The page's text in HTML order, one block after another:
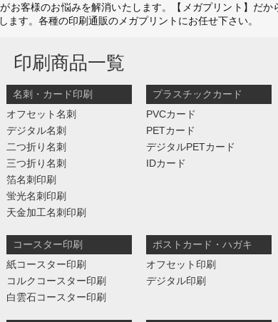
お客様のお悩みを解消いたします。【メガプリント】だか
ます。各種の印刷通販のメガプリントにお任せ下さい。
印刷商品一覧
名刺・カード印刷
オフセット名刺
デジタル名刺
二つ折り名刺
三つ折り名刺
箔名刺印刷
蛍光名刺印刷
天金加工名刺印刷
プラスチックカード
PVCカード
PETカード
デジタルPETカード
IDカード
コースター印刷
紙コースター印刷
コルクコースター印刷
白雲石コースター印刷
ポストカード・ハガキ
オフセット印刷
デジタル印刷